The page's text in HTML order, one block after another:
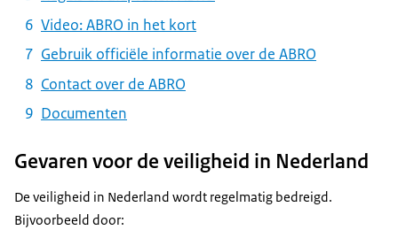
Video: ABRO in het kort
Gebruik officiële informatie over de ABRO
Contact over de ABRO
Documenten
Gevaren voor de veiligheid in Nederland
De veiligheid in Nederland wordt regelmatig bedreigd.
Bijvoorbeeld door: